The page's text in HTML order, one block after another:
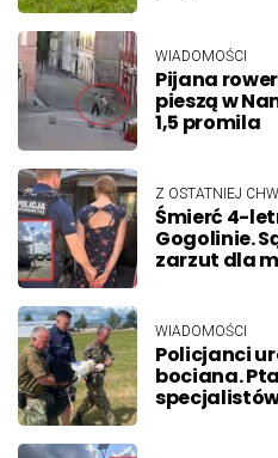
WIADOMOŚCI
Pijana
pieszą w
1,5 promila
Z OSTATNIEJ
Śmierć 4-
Gogolinie.
zarzut dla
WIADOMOŚCI
Policjanci
bociana.